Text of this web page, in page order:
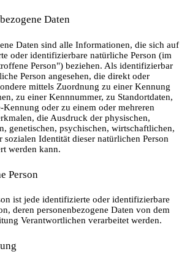
Daten
Daten sind alle Informationen, die sich auf
oder identifizierbare natürliche Person (im
Person") beziehen. Als identifizierbar
Person angesehen, die direkt oder
mittels Zuordnung zu einer Kennung
zu einer Kennnummer, zu Standortdaten,
oder zu einem oder mehreren
die Ausdruck der physischen,
genetischen, psychischen, wirtschaftlichen,
sozialen Identität dieser natürlichen Person
werden kann.
Person
ist jede identifizierte oder identifizierbare
deren personenbezogene Daten von dem
Verantwortlichen verarbeitet werden.